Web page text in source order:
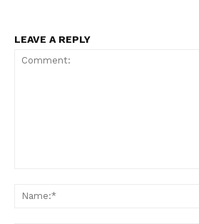
LEAVE A REPLY